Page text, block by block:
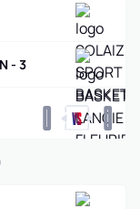
- 3
0 0